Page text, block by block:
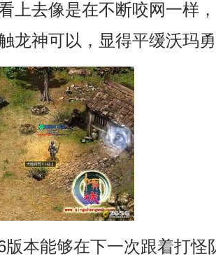
上去像是在不断咬网一样
龙神可以，显得平缓沃玛
本能够在下一次跟着打怪